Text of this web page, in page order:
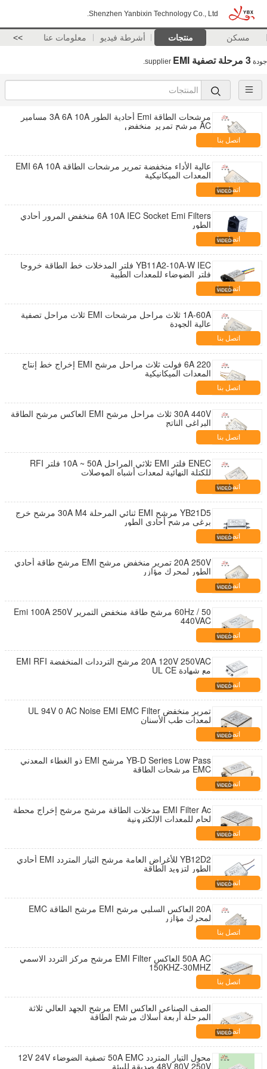
Shenzhen Yanbixin Technology Co., Ltd.
مسكن منتجات أشرطة فيديو معلومات عنا >>
جودة 3 مرحلة تصفية EMI
مرشحات الطاقة Emi أحادية الطور 3A 6A 10A مسامير
AC مرشح تمرير منخفض
اتصل بنا
عالية الأداء منخفضة تمرير مرشحات الطاقة EMI 6A 10A
المعدات الميكانيكية
اتصل بنا
6A 10A IEC Socket Emi Filters منخفض المرور أحادي
الطور
اتصل بنا
YB11A2-10A-W IEC فلتر المدخلات خط الطاقة خروجا
فلتر الضوضاء للمعدات الطبية
اتصل بنا
1A-60A ثلاث مراحل مرشحات EMI ثلاث مراحل تصفية
عالية الجودة
اتصل بنا
6A 220 فولت ثلاث مراحل مرشح EMI إخراج خط إنتاج
المعدات الميكانيكية
اتصل بنا
30A 440V ثلاث مراحل مرشح EMI العاكس مرشح الطاقة
البراغي الناتج
اتصل بنا
ENEC فلتر EMI ثلاثي المراحل 10A ~ 50A فلتر RFI
للكتلة النهائية لمعدات أشباه الموصلات
اتصل بنا
YB21D5 مرشح EMI ثنائي المرحلة 30A M4 مرشح خرج
برغي مرشح أحادي الطور
اتصل بنا
20A 250V تمرير منخفض مرشح EMI مرشح طاقة أحادي
الطور لمحرك مؤازر
اتصل بنا
50 / 60Hz مرشح طاقة منخفض التمرير Emi 100A 250V
440VAC
اتصل بنا
20A 120V 250VAC مرشح الترددات المنخفضة EMI RFI
مع شهادة UL CE
اتصل بنا
تمرير منخفض UL 94V 0 AC Noise EMI EMC Filter
لمعدات طب الأسنان
اتصل بنا
YB-D Series Low Pass مرشح EMI ذو الغطاء المعدني
EMC مرشحات الطاقة
اتصل بنا
EMI Filter Ac مدخلات الطاقة مرشح مرشح إخراج محطة
لحام للمعدات الإلكترونية
اتصل بنا
YB12D2 للأغراض العامة مرشح التيار المتردد EMI أحادي
الطور لتزويد الطاقة
اتصل بنا
20A العاكس السلبي مرشح EMI مرشح الطاقة EMC
لمحرك مؤازر
اتصل بنا
50A AC العاكس EMI Filter مرشح مركز التردد الاسمي
150KHZ-30MHZ
اتصل بنا
الصف الصناعي العاكس EMI مرشح الجهد العالي ثلاثة
المرحلة أربعة أسلاك مرشح الطاقة
اتصل بنا
محول التيار المتردد 50A EMC تصفية الضوضاء 12V 24V
48V 80V 250V صديقة للبيئة